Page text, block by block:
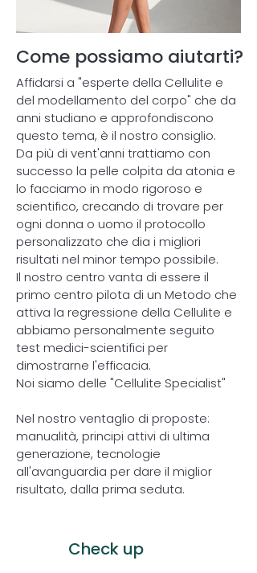
Come possiamo aiutarti?
Affidarsi a "esperte della Cellulite e
del modellamento del corpo" che da
anni studiano e approfondiscono
questo tema, è il nostro consiglio.
Da più di vent'anni trattiamo con
successo la pelle colpita da atonia e
lo facciamo in modo rigoroso e
scientifico, crecando di trovare per
ogni donna o uomo il protocollo
personalizzato che dia i migliori
risultati nel minor tempo possibile.
Il nostro centro vanta di essere il
primo centro pilota di un Metodo che
attiva la regressione della Cellulite e
abbiamo personalmente seguito
test medici-scientifici per
dimostrarne l'efficacia.
Noi siamo delle "Cellulite Specialist"
Nel nostro ventaglio di proposte:
manualità, principi attivi di ultima
generazione, tecnologie
all'avanguardia per dare il miglior
risultato, dalla prima seduta.
Check up